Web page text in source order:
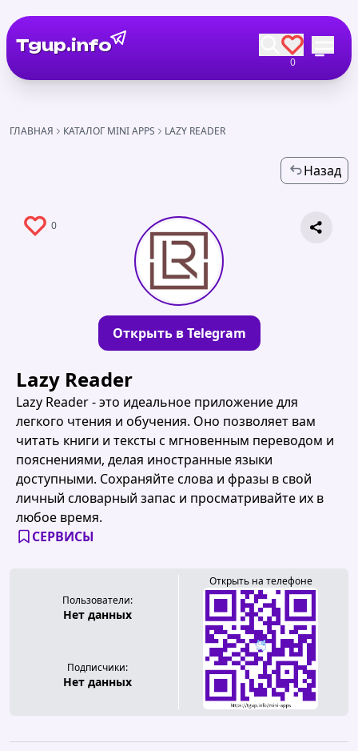
Tgup.info
0
ГЛАВНАЯ КАТАЛОГ MINI APPS LAZY READER
Назад
0
Открыть в Telegram
Lazy Reader
Lazy Reader - это идеальное приложение для
легкого чтения и обучения. Оно позволяет вам
читать книги и тексты с мгновенным переводом и
пояснениями, делая иностранные языки
доступными. Сохраняйте слова и фразы в свой
личный словарный запас и просматривайте их в
любое время.
СЕРВИСЫ
Пользователи:
Нет данных
Подписчики:
Нет данных
Открыть на телефоне